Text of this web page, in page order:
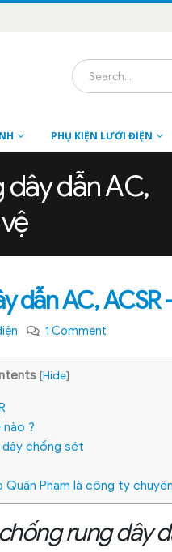
PHỤ KIỆN LƯỚI ĐIỆN
dẫn AC,
dẫn AC, ACSR
1 Comment
[Hide]
?
dây chống sét
Phạm là công ty
rung dây